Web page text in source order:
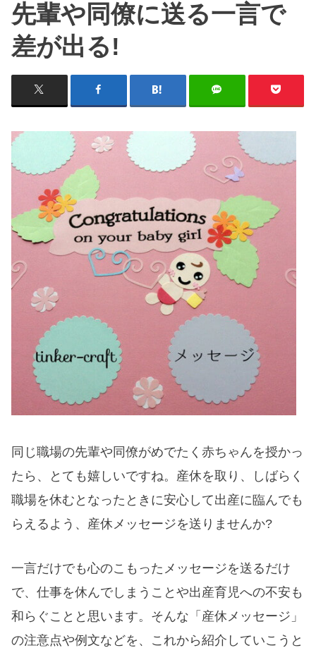
先輩や同僚に送る一言で
差が出る!
同じ職場の先輩や同僚がめでたく赤ちゃんを授かっ
たら、とても嬉しいですね。産休を取り、しばらく
職場を休むとなったときに安心して出産に臨んでも
らえるよう、産休メッセージを送りませんか?
一言だけでも心のこもったメッセージを送るだけ
で、仕事を休んでしまうことや出産育児への不安も
和らぐことと思います。そんな「産休メッセージ」
の注意点や例文などを、これから紹介していこうと